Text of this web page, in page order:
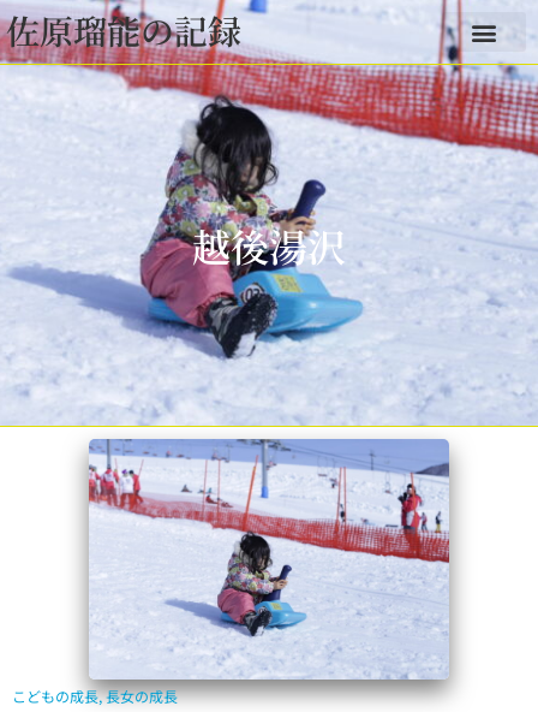
佐原瑠能の記録
越後湯沢
こどもの成長,長女の成長